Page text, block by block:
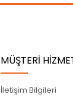
MÜŞTERİ
İletişim Bilgileri